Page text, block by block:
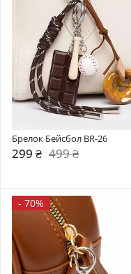
Брелок Бейсбол BR-26
299 ₴ 499 ₴
- 70%